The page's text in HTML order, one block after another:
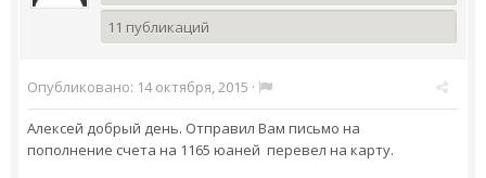
11 публикаций
Опубликовано: 14 октября, 2015 ·
Алексей добрый день. Отправил Вам письмо на
пополнение счета на 1165 юаней перевел на карту.